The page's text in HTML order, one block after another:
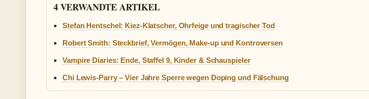
4 VERWANDTE ARTIKEL
Stefan Hentschel: Kiez-Klatscher, Ohrfeige und tragischer Tod
Robert Smith: Steckbrief, Vermögen, Make-up und Kontroversen
Vampire Diaries: Ende, Staffel 9, Kinder & Schauspieler
Chi Lewis-Parry – Vier Jahre Sperre wegen Doping und Fälschung